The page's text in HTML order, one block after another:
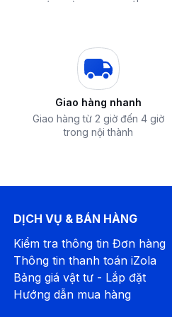
trở nên
Giao hàng nhanh
Giao hàng từ 2 giờ đến 4 giờ
trong nội thành
DỊCH VỤ & BÁN HÀNG
Kiểm tra thông tin Đơn hàng
Thông tin thanh toán iZola
Bảng giá vật tư - Lắp đặt
Hướng dẫn mua hàng